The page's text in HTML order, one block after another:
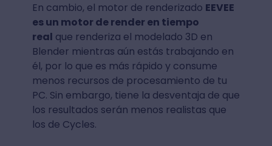
En cambio, el motor de renderizado EEVEE
es un motor de render en tiempo
real que renderiza el modelado 3D en
Blender mientras aún estás trabajando en
él, por lo que es más rápido y consume
menos recursos de procesamiento de tu
PC. Sin embargo, tiene la desventaja de que
los resultados serán menos realistas que
los de Cycles.